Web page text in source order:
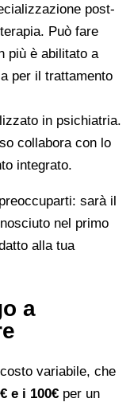
post-
Può fare
più è abilitato a
per il trattamento
in psichiatria.
collabora con lo
integrato.
sarà il
nel primo
alla tua
a
variabile, che
e i 100€ per un